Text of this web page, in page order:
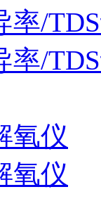
率/
率/
氧仪
氧仪